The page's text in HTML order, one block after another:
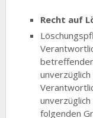
Recht auf
folgenden